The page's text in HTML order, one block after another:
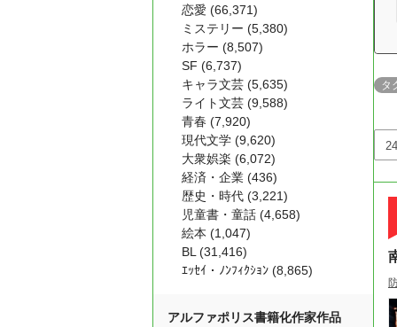
タ
恋愛 (66,371)
ミステリー (5,380)
ホラー (8,507)
SF (6,737)
キャラ文芸 (5,635)
ライト文芸 (9,588)
青春 (7,920)
現代文学 (9,620)
大衆娯楽 (6,072)
経済・企業 (436)
歴史・時代 (3,221)
児童書・童話 (4,658)
絵本 (1,047)
BL (31,416)
ｴｯｾｲ・ﾉﾝﾌｨｸｼｮﾝ (8,865)
アルファポリス書籍化作家作品